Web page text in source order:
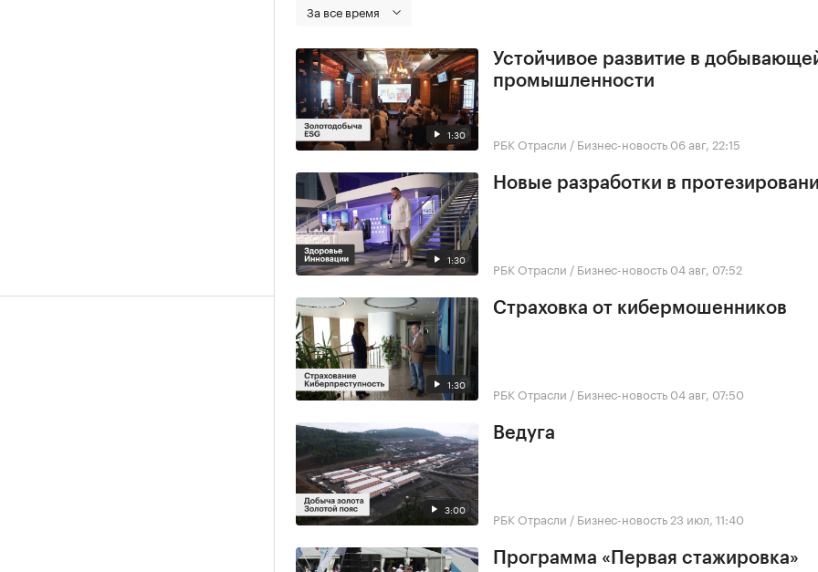
За все время
1:30
Устойчивое развитие в
промышленности
РБК Отрасли / Бизнес-новость 06 авг, 22:15
1:30
Новые разработки в
РБК Отрасли / Бизнес-новость 04 авг, 07:52
1:30
Страховка от кибермошенников
РБК Отрасли / Бизнес-новость 04 авг, 07:50
3:00
Ведуга
РБК Отрасли / Бизнес-новость 23 июл, 11:40
Программа «Первая стажировка»